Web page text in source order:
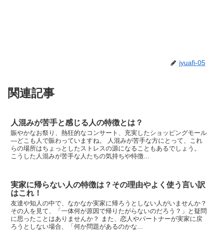
jyuafi-05
関連記事
人混みが苦手と感じる人の特徴とは？
賑やかなお祭り、熱狂的なコンサート、充実したショッピングモール
―どこも人で賑わっていますね。 人混みが苦手な方にとって、これ
らの場所はちょっとしたストレスの源になることもあるでしょう。
こうした人混みが苦手な人たちの気持ちや特徴...
実家に帰らない人の特徴は？その理由やよく使う言い訳
はこれ！
友達や知人の中で、なかなか実家に帰ろうとしない人がいませんか？
その人を見て、「一体何が原因で帰りたがらないのだろう？」と疑問
に思ったことはありませんか？ また、恋人やパートナーが実家に戻
ろうとしない場合、「何か問題があるのかな...